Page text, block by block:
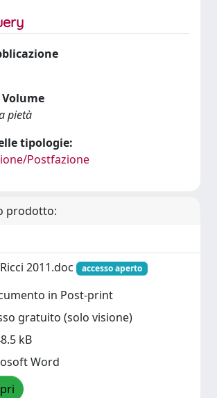
pietà
tipologie:
Postfazione
prodotto:
2011.doc
accesso aperto
in Post-print
gratuito (solo visione)
kB
Word